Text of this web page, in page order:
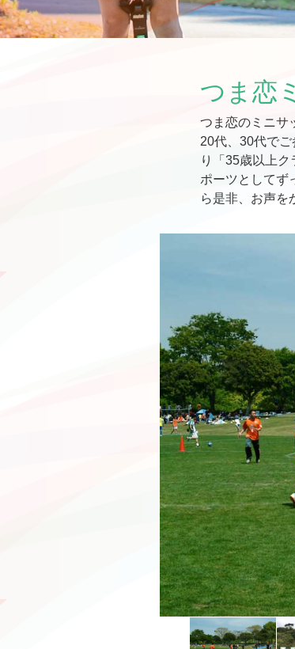
つま恋
つま恋のミニサ
20代、30代で
り「35歳以上
ポーツとしてず
ら是非、お声を